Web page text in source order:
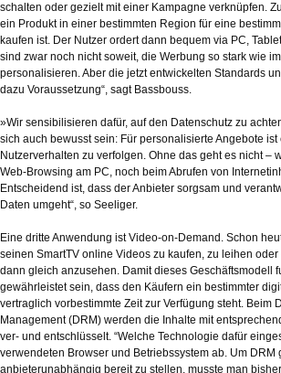
schalten oder gezielt mit einer Kampagne verknüpfen.
ein Produkt in einer bestimmten Region für eine
kaufen ist. Der Nutzer ordert dann bequem via PC,
sind zwar noch nicht soweit, die Werbung so stark wie
personalisieren. Aber die jetzt entwickelten Standards
dazu Voraussetzung“, sagt Bassbouss.
»Wir sensibilisieren dafür, auf den Datenschutz zu
sich auch bewusst sein: Für personalisierte Angebote
Nutzerverhalten zu verfolgen. Ohne das geht es nicht –
Web-Browsing am PC, noch beim Abrufen von
Entscheidend ist, dass der Anbieter sorgsam und
Daten umgeht“, so Seeliger.
Eine dritte Anwendung ist Video-on-Demand. Schon
seinen SmartTV online Videos zu kaufen, zu leihen
dann gleich anzusehen. Damit dieses Geschäftsmodell
gewährleistet sein, dass den Käufern ein bestimmter
vertraglich vorbestimmte Zeit zur Verfügung steht. Beim
Management (DRM) werden die Inhalte mit
ver- und entschlüsselt. “Welche Technologie dafür
verwendeten Browser und Betriebssystem ab. Um DRM
anbieterunabhängig bereit zu stellen, musste man